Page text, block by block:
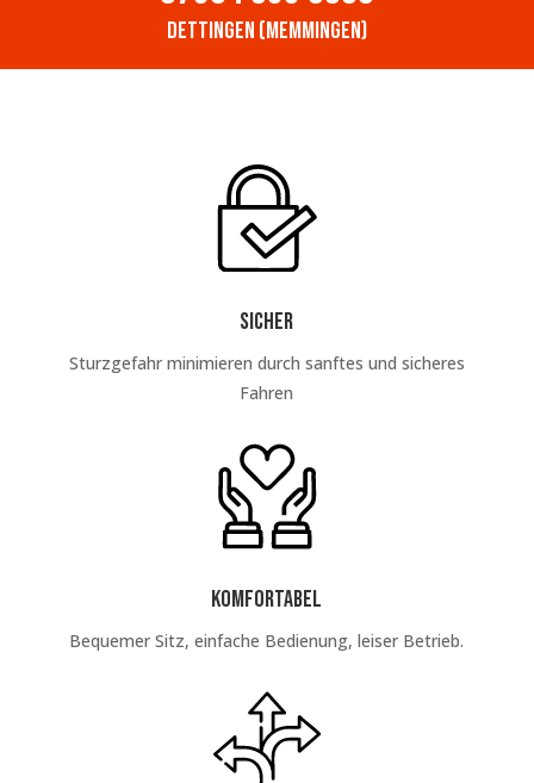
Dettingen (Memmingen)
Sicher
Sturzgefahr minimieren durch sanftes und sicheres
Fahren
Komfortabel
Bequemer Sitz, einfache Bedienung, leiser Betrieb.